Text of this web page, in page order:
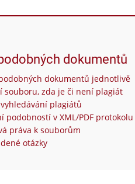
dokumentů
dokumentů jednotlivě
souboru, zda je či není plagiát
plagiátů
podobností v XML/PDF protokolu
práva k souborům
otázky